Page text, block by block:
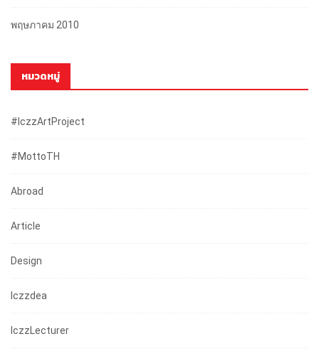
พฤษภาคม 2010
หมวดหมู่
#iczzArtProject
#mottoTH
Abroad
Article
Design
Iczzdea
IczzLecturer